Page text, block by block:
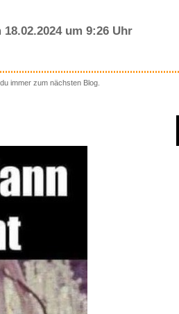
um 9:26 Uhr
immer zum nächsten Blog.